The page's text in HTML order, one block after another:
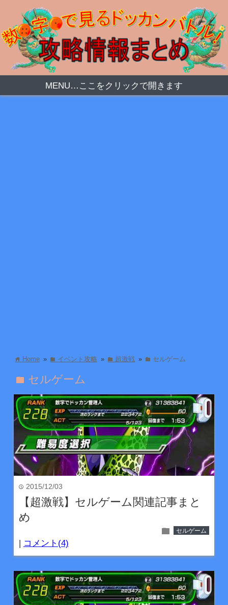
MENU…ここをクリックで開きます
home Home » folder イベント攻略 » folder 超激戦 » folder セルゲーム
folder セルゲーム
time 2015/12/03
【超激戦】セルゲーム関連記事まと
め
folder セルゲーム
| コメント(4)